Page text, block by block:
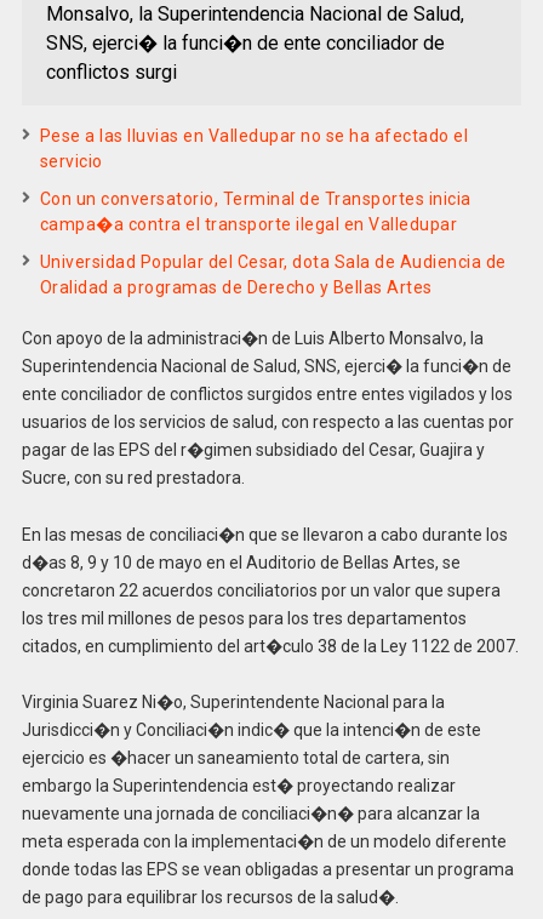
Monsalvo, la Superintendencia Nacional de Salud,
SNS, ejerci� la funci�n de ente conciliador de
conflictos surgi
Pese a las lluvias en Valledupar no se ha afectado el
servicio
Con un conversatorio, Terminal de Transportes inicia
campa�a contra el transporte ilegal en Valledupar
Universidad Popular del Cesar, dota Sala de Audiencia de
Oralidad a programas de Derecho y Bellas Artes
Con apoyo de la administraci�n de Luis Alberto Monsalvo, la
Superintendencia Nacional de Salud, SNS, ejerci� la funci�n de
ente conciliador de conflictos surgidos entre entes vigilados y los
usuarios de los servicios de salud, con respecto a las cuentas por
pagar de las EPS del r�gimen subsidiado del Cesar, Guajira y
Sucre, con su red prestadora.
En las mesas de conciliaci�n que se llevaron a cabo durante los
d�as 8, 9 y 10 de mayo en el Auditorio de Bellas Artes, se
concretaron 22 acuerdos conciliatorios por un valor que supera
los tres mil millones de pesos para los tres departamentos
citados, en cumplimiento del art�culo 38 de la Ley 1122 de 2007.
Virginia Suarez Ni�o, Superintendente Nacional para la
Jurisdicci�n y Conciliaci�n indic� que la intenci�n de este
ejercicio es �hacer un saneamiento total de cartera, sin
embargo la Superintendencia est� proyectando realizar
nuevamente una jornada de conciliaci�n� para alcanzar la
meta esperada con la implementaci�n de un modelo diferente
donde todas las EPS se vean obligadas a presentar un programa
de pago para equilibrar los recursos de la salud�.